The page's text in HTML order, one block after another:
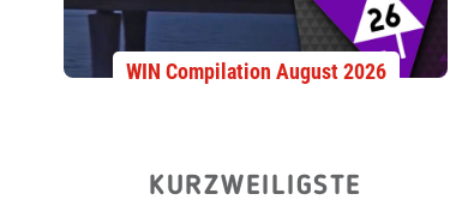
WIN Compilation August 2026
KURZWEILIGSTE